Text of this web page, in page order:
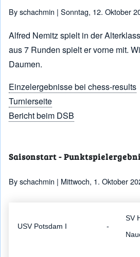
Byschachmin | Sonntag, 12. Oktober
Alfred Nemitz spielt in der
aus 7 Runden spielt er vorne mit.
Daumen.
Einzelergebnisse bei chess-results
Turnierseite
Bericht beim DSB
Saisonstart -
Byschachmin | Mittwoch, 1. Oktober
USV Potsdam I -
SV